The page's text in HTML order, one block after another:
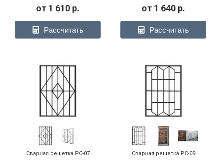
от 1 610 р.
Рассчитать
от 1 640 р.
Рассчитать
Сварная решетка РС-07 Сварная решетка РС-09